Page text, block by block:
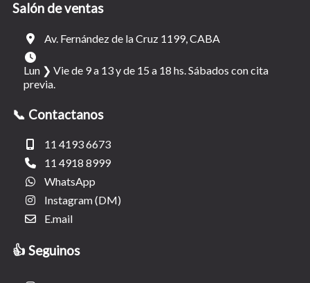
Salón de ventas
Av. Fernández de la Cruz 1199, CABA
Lun ❯ Vie de 9 a 13 y de 15 a 18 hs. Sábados con cita
previa.
📞 Contactanos
11 4193 6673
11 4918 8999
WhatsApp
Instagram (DM)
E.mail
👍 Seguinos